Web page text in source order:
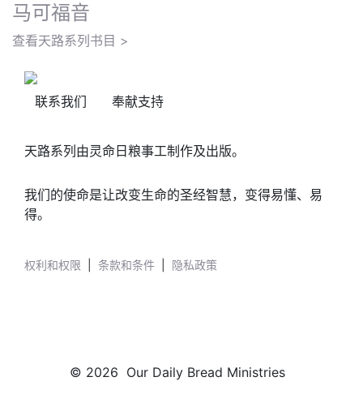
马可福音
查看天路系列书目 >
联系我们 奉献支持
天路系列由灵命日粮事工制作及出版。
我们的使命是让改变生命的圣经智慧，变得易懂、易
得。
权利和权限 条款和条件 隐私政策
© 2026 Our Daily Bread Ministries